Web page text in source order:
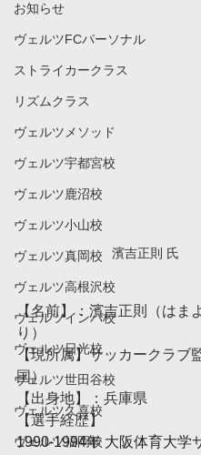
お知らせ
ヴェルツFCパーソナル
ストライカークラス
リズムクラス
ヴェルツメソッド
ヴェルツ宇都宮校
ヴェルツ鹿沼校
ヴェルツ小山校
ヴェルツ真岡校
ヴェルツ高根沢校
ヴェルツインパ校
ヴェルツ日光校
ヴェルツ世田谷校
ヴェルツ久喜校
ヴェルツ福岡校
濱吉正則 氏
【名前】：濱吉正則（はま
り）
【現所属】サッカークラブ
国）
【出身地】：兵庫県
【選手経歴】
1990-1994年 大阪体育大学